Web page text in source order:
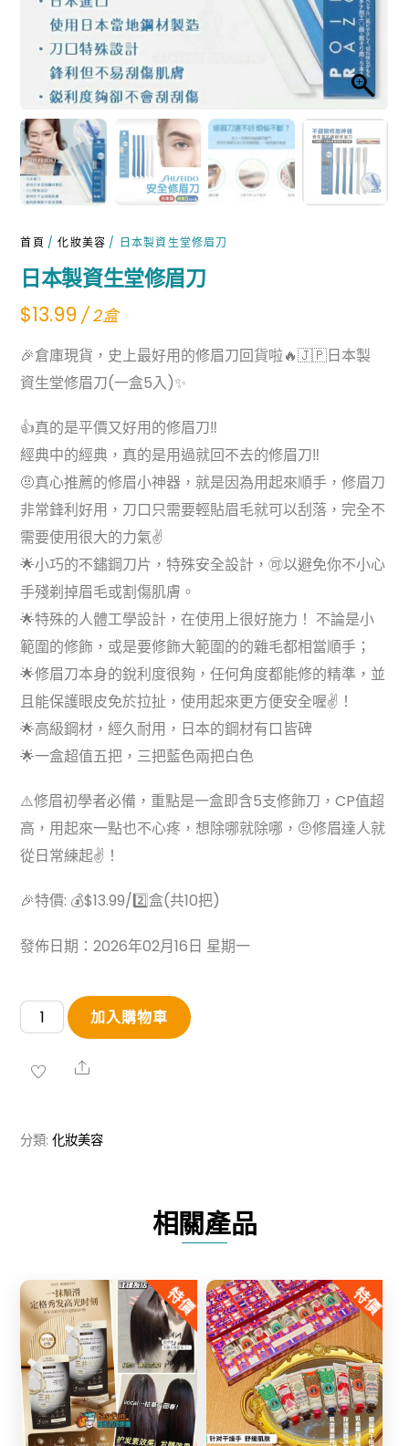
首頁 /化妝美容 / 日本製資生堂修眉刀
日本製資生堂修眉刀
$13.99 / 2盒
🎉倉庫現貨，史上最好用的修眉刀回貨啦🔥🇯🇵日本製
資生堂修眉刀(一盒5入)✨
👍真的是平價又好用的修眉刀‼️
經典中的經典，真的是用過就回不去的修眉刀‼️
🤨真心推薦的修眉小神器，就是因為用起來順手，修眉刀
非常鋒利好用，刀口只需要輕貼眉毛就可以刮落，完全不
需要使用很大的力氣✌️
🌟小巧的不鏽鋼刀片，特殊安全設計，🉑以避免你不小心
手殘剃掉眉毛或割傷肌膚。
🌟特殊的人體工學設計，在使用上很好施力！ 不論是小
範圍的修飾，或是要修飾大範圍的的雜毛都相當順手；
🌟修眉刀本身的銳利度很夠，任何角度都能修的精準，並
且能保護眼皮免於拉扯，使用起來更方便安全喔✌️！
🌟高級鋼材，經久耐用，日本的鋼材有口皆碑
🌟一盒超值五把，三把藍色兩把白色
⚠️修眉初學者必備，重點是一盒即含5支修飾刀，CP值超
高，用起來一點也不心疼，想除哪就除哪，🤨修眉達人就
從日常練起✌️！
🎉特價: 💰$13.99/2️⃣盒(共10把)
發佈日期：2026年02月16日 星期一
本
製
堂
量
加入購物車
Share
分類:化妝美容
相關產品
特價
Share
特價
Share